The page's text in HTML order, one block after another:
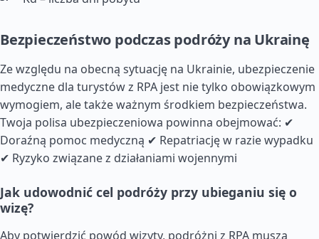
Bezpieczeństwo podczas podróży na Ukrainę
Ze względu na obecną sytuację na Ukrainie, ubezpieczenie
medyczne dla turystów z RPA jest nie tylko obowiązkowym
wymogiem, ale także ważnym środkiem bezpieczeństwa.
Twoja polisa ubezpieczeniowa powinna obejmować: ✔
Doraźną pomoc medyczną ✔ Repatriację w razie wypadku
✔ Ryzyko związane z działaniami wojennymi
Jak udowodnić cel podróży przy ubieganiu się o
wizę?
Aby potwierdzić powód wizyty, podróżni z RPA muszą